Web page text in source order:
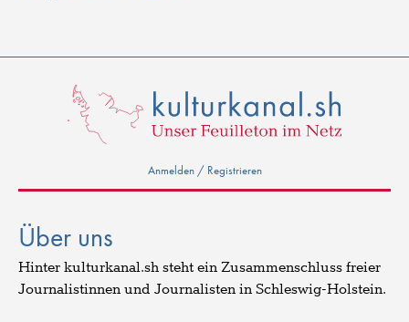
Anmelden / Registrieren
Über uns
Hinter kulturkanal.sh steht ein Zusammenschluss freier
Journalistinnen und Journalisten in Schleswig-Holstein.